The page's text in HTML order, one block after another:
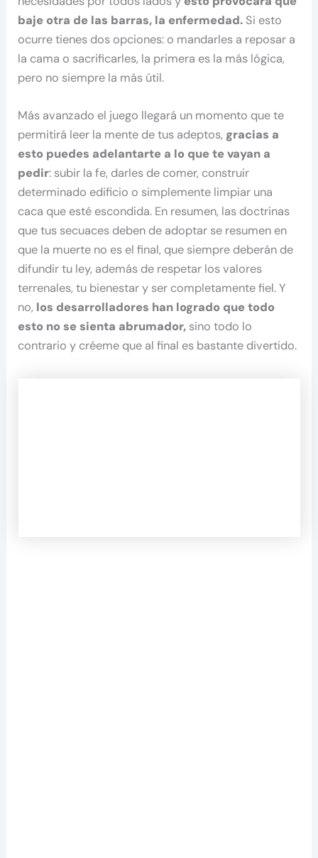
baje otra de las barras, la enfermedad. Si esto
ocurre tienes dos opciones: o mandarles a reposar a
la cama o sacrificarles, la primera es la más lógica,
pero no siempre la más útil.
Más avanzado el juego llegará un momento que te
permitirá leer la mente de tus adeptos, gracias a
esto puedes adelantarte a lo que te vayan a
pedir: subir la fe, darles de comer, construir
determinado edificio o simplemente limpiar una
caca que esté escondida. En resumen, las doctrinas
que tus secuaces deben de adoptar se resumen en
que la muerte no es el final, que siempre deberán de
difundir tu ley, además de respetar los valores
terrenales, tu bienestar y ser completamente fiel. Y
no, los desarrolladores han logrado que todo
esto no se sienta abrumador, sino todo lo
contrario y créeme que al final es bastante divertido.